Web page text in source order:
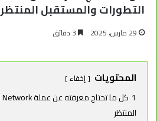
التطورات والمستقبل المنتظر
29 مارس، 2025
المحتويات إخفاء
1
المنتظر